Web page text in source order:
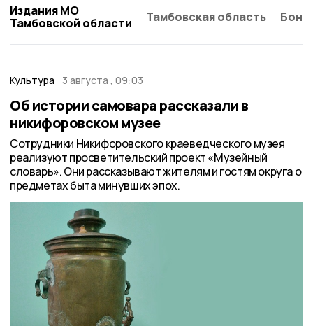
Издания МО
Тамбовской области
Тамбовская область
Культура 3 августа , 09:03
Об истории самовара рассказали в
никифоровском музее
Сотрудники Никифоровского краеведческого музея
реализуют просветительский проект «Музейный
словарь». Они рассказывают жителям и гостям округа о
предметах быта минувших эпох.